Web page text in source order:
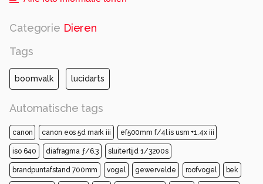
Categorie Dieren
Tags
boomvalk lucidarts
Automatische tags
canon canon eos 5d mark iii ef500mm f/4l is usm +1.4x iii
iso 640 diafragma ƒ/6.3 sluitertijd 1/3200s
brandpuntafstand 700mm vogel gewervelde roofvogel bek